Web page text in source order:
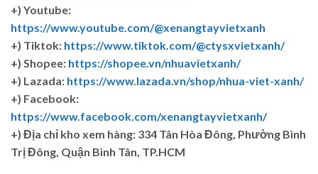
+) Youtube:
https://www.youtube.com/@xenangtayvietxanh
+) Tiktok: https://www.tiktok.com/@ctysxvietxanh/
+) Shopee: https://shopee.vn/nhuavietxanh/
+) Lazada: https://www.lazada.vn/shop/nhua-viet-xanh/
+) Facebook:
https://www.facebook.com/xenangtayvietxanh/
+) Địa chỉ kho xem hàng: 334 Tân Hòa Đông, Phường Bình
Trị Đông, Quận Bình Tân, TP.HCM